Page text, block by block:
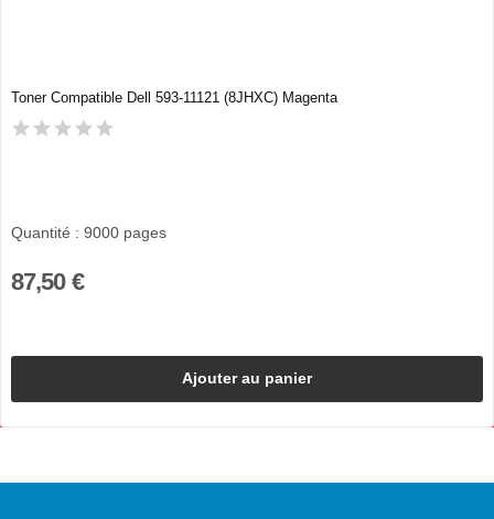
Toner Compatible Dell 593-11121 (8JHXC) Magenta
Quantité : 9000 pages
87,50 €
Ajouter au panier